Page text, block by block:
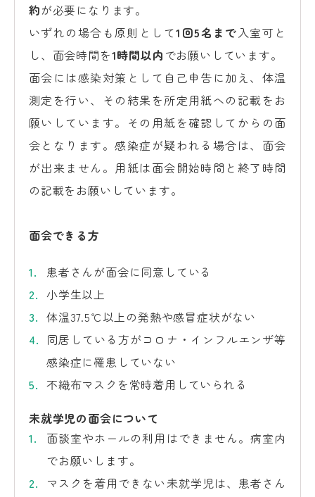
約が必要になります。
いずれの場合も原則として1回5名まで入室可と
し、面会時間を1時間以内 でお願いしています。
面会には感染対策として自己申告に加え、体温
測定を行い、その結果を所定用紙への記載をお
願いしています。その用紙を確認してからの面
会となります。感染症が疑われる場合は、面会
が出来ません。用紙は面会開始時間と終了時間
の記載をお願いしています。
面会できる方
患者さんが面会に同意している
小学生以上
体温37.5℃以上の発熱や感冒症状がない
同居している方がコロナ・インフルエンザ等
感染症に罹患していない
不織布マスクを常時着用していられる
未就学児の面会について
面談室やホールの利用はできません。病室内
でお願いします。
マスクを着用できない未就学児は、患者さん